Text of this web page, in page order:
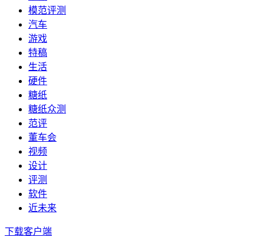
模范评测
汽车
游戏
特稿
生活
硬件
糖纸
糖纸众测
范评
董车会
视频
设计
评测
软件
近未来
下载客户端